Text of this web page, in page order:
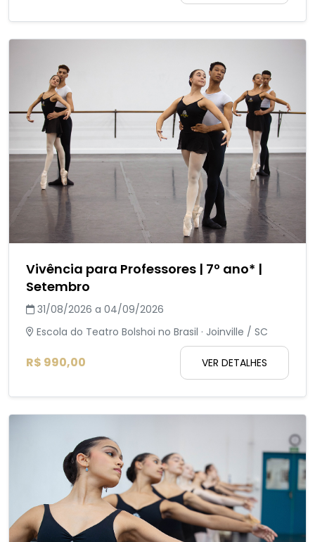
Vivência para Professores | 7º ano* |
Setembro
31/08/2026 a 04/09/2026
Escola do Teatro Bolshoi no Brasil · Joinville / SC
R$ 990,00 VER DETALHES